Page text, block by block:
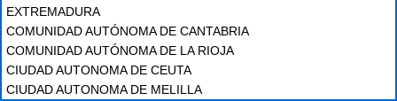
EXTREMADURA
COMUNIDAD AUTÓNOMA DE CANTABRIA
COMUNIDAD AUTÓNOMA DE LA RIOJA
CIUDAD AUTONOMA DE CEUTA
CIUDAD AUTONOMA DE MELILLA